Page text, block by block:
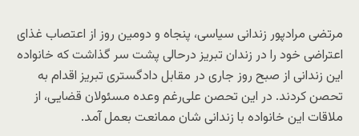
مرتضی مرادپور زندانی سیاسی، پنجاه و دومین روز از اعتصاب غذای
اعتراضی خود را در زندان تبریز درحالی پشت سر گذاشت که خانواده
این زندانی از صبح روز جاری در مقابل دادگستری تبریز اقدام به
تحصن کردند. در این تحصن علی‌رغم وعده مسئولان قضایی، از
ملاقات این خانواده با زندانی شان ممانعت بعمل آمد.